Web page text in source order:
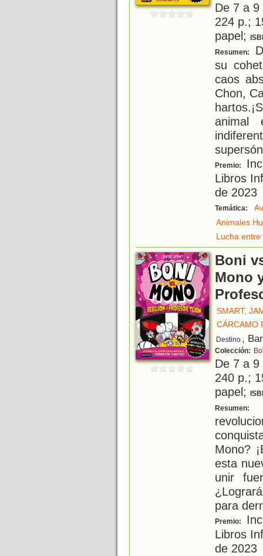
De 7 a
224 p.;
papel;
Resumen:
su
caos
Chon,
animal
Premio:
Libros
de 2023
Temática:
Animales
Lucha entre
Boni
Mono
SMART,
CÁRCAMO
Destino ,
Colección:
De 7 a
240 p.;
papel;
Resumen:
Mono?
esta
unir
para
Premio:
Libros
de 2023